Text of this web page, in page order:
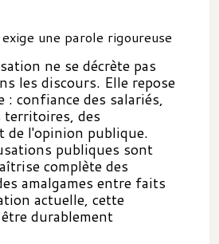
une parole rigoureuse
ne se décrète pas
les discours. Elle repose
: confiance des salariés,
territoires, des
de l'opinion publique.
publiques sont
complète des
amalgames entre faits
actuelle, cette
durablement